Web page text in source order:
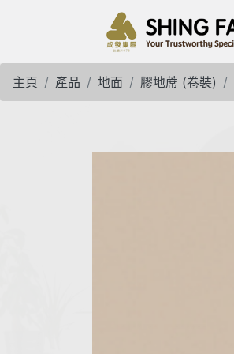
主頁 產品 地面 膠地蓆 (卷裝)